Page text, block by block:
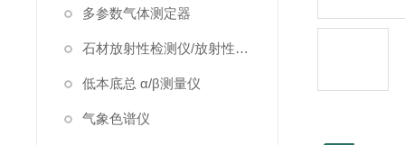
多参数气体测定器
石材放射性检测仪/放射性检测仪
低本底总 α/β测量仪
气象色谱仪